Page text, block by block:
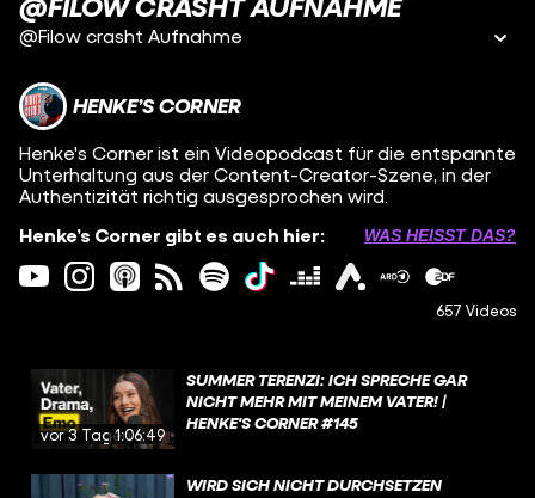
@Filow crasht Aufnahme
HENKE’S CORNER
Henke's Corner ist ein Videopodcast für die entspannte
Unterhaltung aus der Content-Creator-Szene, in der
Authentizität richtig ausgesprochen wird.
Henke’s Corner gibt es auch hier:
WAS HEISST DAS?
657 Videos
vor 3 Tagen1:06:49
SUMMER TERENZI: ICH SPRECHE GAR
NICHT MEHR MIT MEINEM VATER! |
HENKE'S CORNER #145
WIRD SICH NICHT DURCHSETZEN